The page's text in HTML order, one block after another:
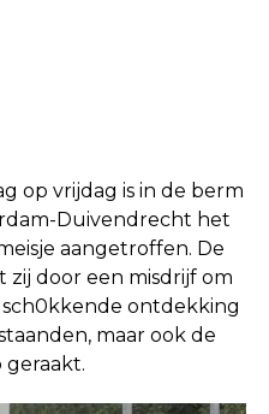
op vrijdag is in de berm
Duivendrecht het
aangetroffen. De
door een misdrijf om
sch0kkende ontdekking
maar ook de
geraakt.